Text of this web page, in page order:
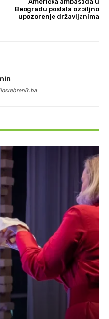
Američka ambasada u
Beogradu poslala ozbiljno
upozorenje državljanima